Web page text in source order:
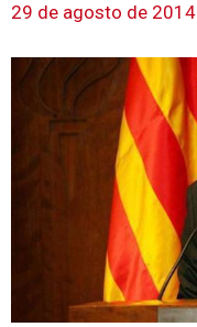
29 de agosto de 2014